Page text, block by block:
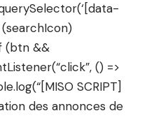
(searchIcon)
(btn &&
() =>
SCRIPT]
des annonces de